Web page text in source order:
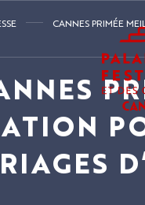
CANNES PRIMÉE